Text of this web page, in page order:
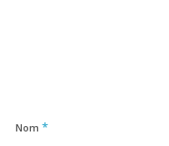
Nom *